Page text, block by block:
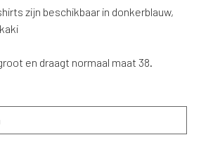
zijn beschikbaar in donkerblauw,
en draagt normaal maat 38.